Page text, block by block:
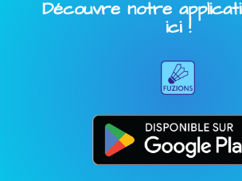
Découvre notre
ici !